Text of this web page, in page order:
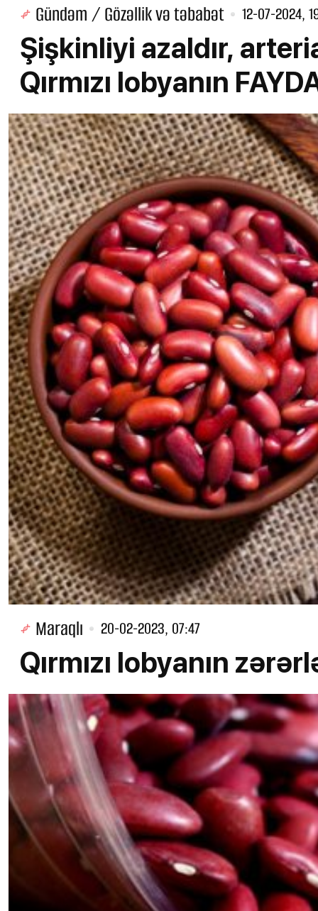
Gündəm / Gözəllik və təbabət 12-07-2024,
Şişkinliyi azaldır,
Qırmızı lobyanın
Maraqlı 20-02-2023, 07:47
Qırmızı lobyanın